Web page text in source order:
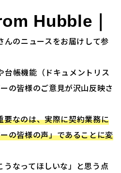
Hubble｜
んのニュースをお届けして参
帳機能（ドキュメントリス
の皆様のご意見が沢山反映さ
なのは、実際に契約業務に
の皆様の声」であることに変
なってほしいな」と思う点